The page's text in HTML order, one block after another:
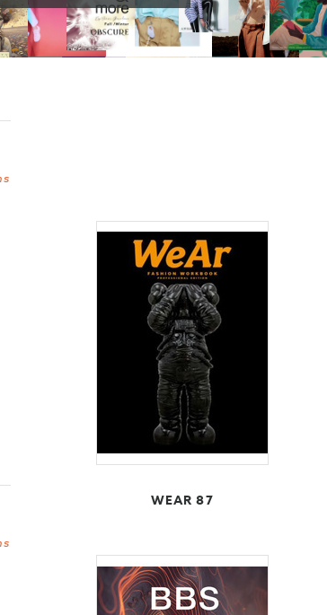
WEAR 87